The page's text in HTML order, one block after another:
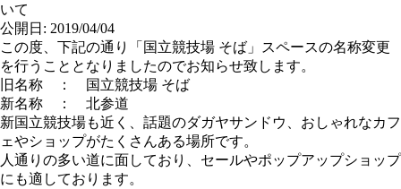
いて
公開日: 2019/04/04
この度、下記の通り「国立競技場 そば」スペースの名称変更
を行うこととなりましたのでお知らせ致します。
旧名称 ： 国立競技場 そば
新名称 ： 北参道
新国立競技場も近く、話題のダガヤサンドウ、おしゃれなカフ
ェやショップがたくさんある場所です。
人通りの多い道に面しており、セールやポップアップショップ
にも適しております。